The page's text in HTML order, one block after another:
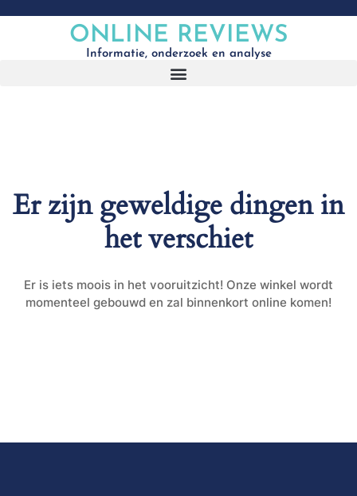
ONLINE REVIEWS
Informatie, onderzoek en analyse
Er zijn geweldige dingen in
het verschiet
Er is iets moois in het vooruitzicht! Onze winkel wordt
momenteel gebouwd en zal binnenkort online komen!